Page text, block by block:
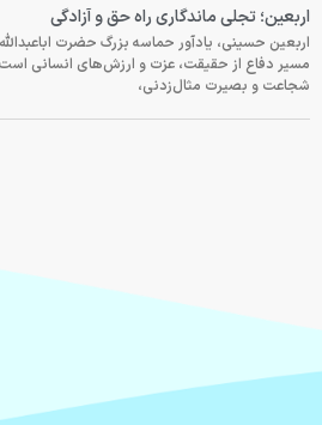
اربعین؛ تجلی ماندگاری راه حق و آزادگی
اربعین حسینی، یادآور حماسه بزرگ حضرت
مسیر دفاع از حقیقت، عزت و ارزش‌های انسانی
شجاعت و بصیرت مثال‌زدنی،